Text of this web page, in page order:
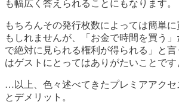
も幅広く答えられることにもなります。
もちろんその発行枚数によっては簡単
もしれませんが、「お金で時間を買う
で絶対に見られる権利が得られる」と
はゲストにとってはありがたいことです
…以上、色々述べてきたプレミアアクセ
とデメリット。